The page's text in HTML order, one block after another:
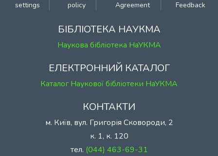
settings
policy
Agreement
Feedback
БІБЛІОТЕКА НАУКМА
Наукова бібліотека НаУКМА
ЕЛЕКТРОННИЙ КАТАЛОГ
Каталог Наукової бібліотеки НаУКМА
КОНТАКТИ
м. Київ, вул. Григорія Сковороди, 2
к. 1, к. 120
тел. (044) 463-69-31